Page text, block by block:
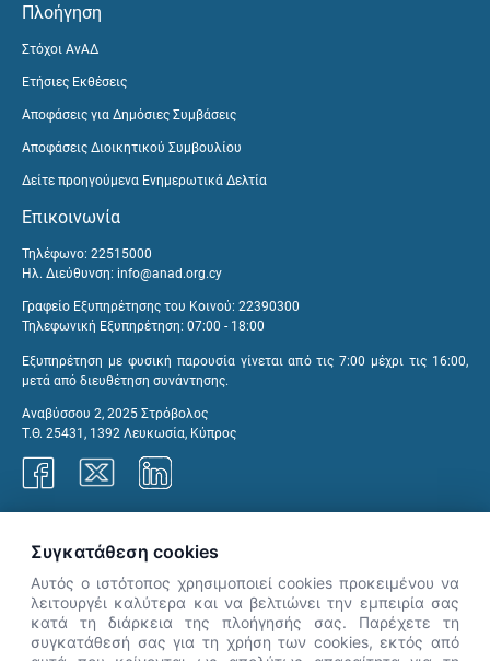
Πλοήγηση
Στόχοι ΑνΑΔ
Ετήσιες Εκθέσεις
Αποφάσεις για Δημόσιες Συμβάσεις
Αποφάσεις Διοικητικού Συμβουλίου
Δείτε προηγούμενα Ενημερωτικά Δελτία
Επικοινωνία
Τηλέφωνο: 22515000
Ηλ. Διεύθυνση: info@anad.org.cy
Γραφείο Εξυπηρέτησης του Κοινού: 22390300
Τηλεφωνική Εξυπηρέτηση: 07:00 - 18:00
Εξυπηρέτηση με φυσική παρουσία γίνεται από τις 7:00 μέχρι τις 16:00,
μετά από διευθέτηση συνάντησης.
Αναβύσσου 2, 2025 Στρόβολος
Τ.Θ. 25431, 1392 Λευκωσία, Κύπρος
👋 Καλώς ήρθες! Είμαι η Νόησις.
Συγκατάθεση cookies
Αυτός ο ιστότοπος χρησιμοποιεί cookies προκειμένου να
λειτουργέι καλύτερα και να βελτιώνει την εμπειρία σας
κατά τη διάρκεια της πλοήγησής σας. Παρέχετε τη
συγκατάθεσή σας για τη χρήση των cookies, εκτός από